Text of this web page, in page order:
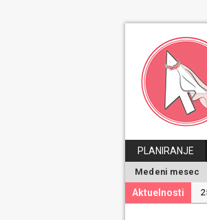
PLANIRANJE
Medeni mesec
Aktuelnosti